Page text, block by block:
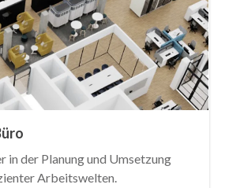
in der Planung und Umsetzung
Arbeitswelten.